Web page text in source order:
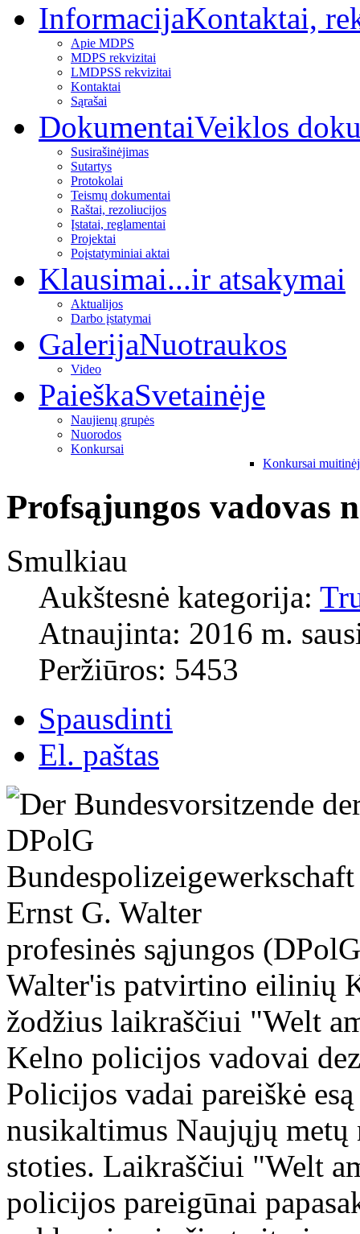
InformacijaKontaktai,
Apie MDPS
MDPS rekvizitai
LMDPSS rekvizitai
Kontaktai
Sąrašai
DokumentaiVeiklos
Susirašinėjimas
Sutartys
Protokolai
Teismų dokumentai
Raštai, rezoliucijos
Įstatai, reglamentai
Projektai
Poįstatyminiai aktai
Klausimai...ir atsakymai
Aktualijos
Darbo įstatymai
GalerijaNuotraukos
Video
PaieškaSvetainėje
Naujienų grupės
Nuorodos
Konkursai
Konkursai
Profsąjungos vadovas
Smulkiau
Aukštesnė kategorija:
Atnaujinta: 2016 m.
Peržiūros: 5453
Spausdinti
El. paštas
profesinės sąjungos
Walter'is patvirtino eilinių
žodžius laikraščiui "Welt
Kelno policijos vadovai
Policijos vadai pareiškė
nusikaltimus Naujųjų
stoties. Laikraščiui "Welt
policijos pareigūnai